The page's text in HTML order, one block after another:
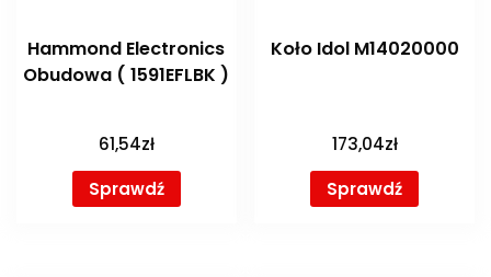
Hammond Electronics
Obudowa ( 1591EFLBK )
61,54zł
Sprawdź
Koło Idol M14020000
173,04zł
Sprawdź